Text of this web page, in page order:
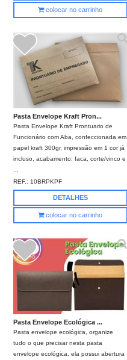
colocar no carrinho
Pasta Envelope Kraft Pron...
Pasta Envelope Kraft Prontuario de
Funcionário com Aba, confeccionada em
papel kraft 300gr, impressão em 1 cor já
incluso, acabamento: faca, corte/vinco e
...
REF.:10BRPKPF
DETALHES
colocar no carrinho
Pasta Envelope Ecológica ...
Pasta envelope ecológica, organize
tudo o que precisar nesta pasta
envelope ecológica, ela possui abertura